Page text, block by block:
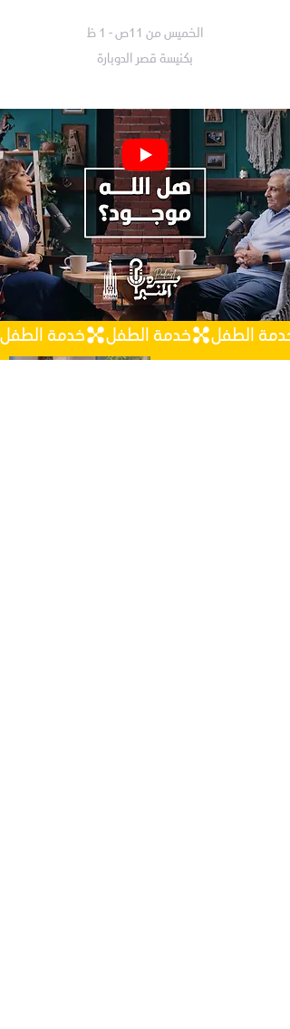
الخميس من 11ص - 1 ظ
بكنيسة قصر الدوبارة
خدمة الطفل